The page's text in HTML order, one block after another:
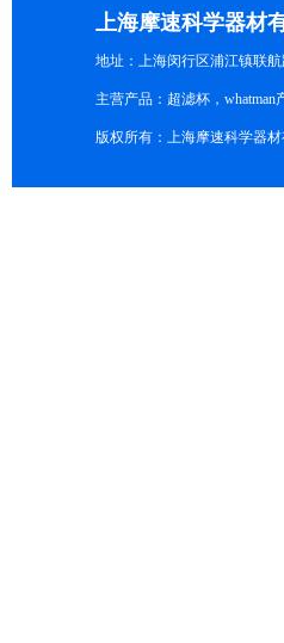
上海摩速科学器材
地址：上海闵行区浦江镇联航
主营产品：超滤杯，
版权所有：上海摩速科学器